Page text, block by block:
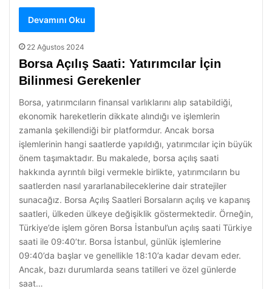
Devamını Oku
22 Ağustos 2024
Borsa Açılış Saati: Yatırımcılar İçin
Bilinmesi Gerekenler
Borsa, yatırımcıların finansal varlıklarını alıp satabildiği,
ekonomik hareketlerin dikkate alındığı ve işlemlerin
zamanla şekillendiği bir platformdur. Ancak borsa
işlemlerinin hangi saatlerde yapıldığı, yatırımcılar için büyük
önem taşımaktadır. Bu makalede, borsa açılış saati
hakkında ayrıntılı bilgi vermekle birlikte, yatırımcıların bu
saatlerden nasıl yararlanabileceklerine dair stratejiler
sunacağız. Borsa Açılış Saatleri Borsaların açılış ve kapanış
saatleri, ülkeden ülkeye değişiklik göstermektedir. Örneğin,
Türkiye’de işlem gören Borsa İstanbul’un açılış saati Türkiye
saati ile 09:40’tır. Borsa İstanbul, günlük işlemlerine
09:40’da başlar ve genellikle 18:10’a kadar devam eder.
Ancak, bazı durumlarda seans tatilleri ve özel günlerde
saat…